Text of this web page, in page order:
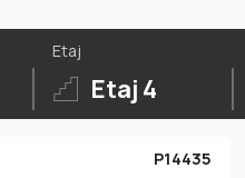
Etaj
Etaj 4
P14435